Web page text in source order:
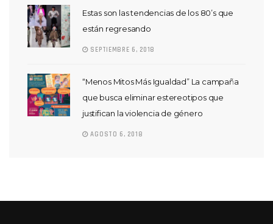
Estas son las tendencias de los 80’s que
están regresando
SEPTIEMBRE 6, 2018
“Menos Mitos Más Igualdad” La campaña
que busca eliminar estereotipos que
justifican la violencia de género
AGOSTO 6, 2018